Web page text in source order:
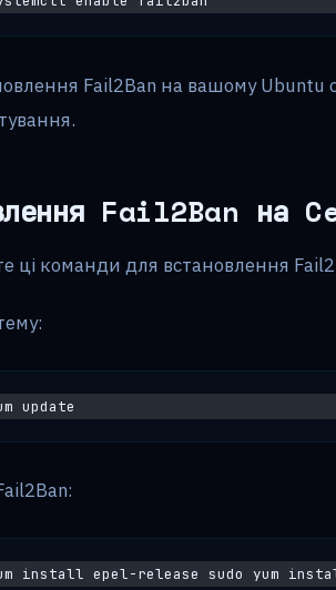
Fail2Ban на вашому Ubuntu
Fail2Ban на
ці команди для встановлення
update
install epel-release sudo yum